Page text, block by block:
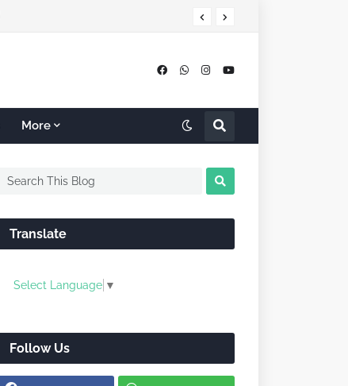
More
Translate
Select Language ▼
Follow Us